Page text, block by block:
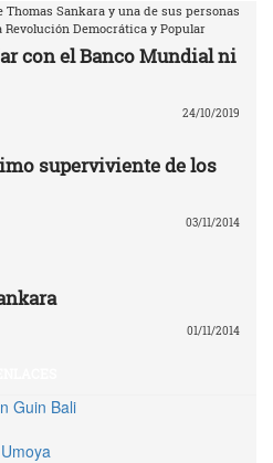
Thomas Sankara y una de sus personas
Revolución Democrática y Popular
con el Banco Mundial ni
24/10/2019
superviviente de los
03/11/2014
01/11/2014
Guin Bali
Umoya